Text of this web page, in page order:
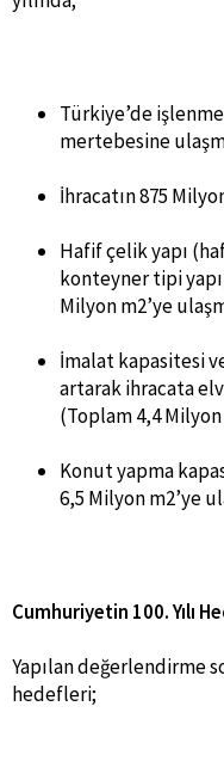
Türkiye’de
mertebesine
İhracatın 875
Hafif çelik yapı
konteyner tipi
Milyon m2’ye
İmalat kapasitesi
artarak ihracata
(Toplam 4,4
Konut yapma
6,5 Milyon m2’ye
Cumhuriyetin 100. Yılı
Yapılan değerlendirme
hedefleri;